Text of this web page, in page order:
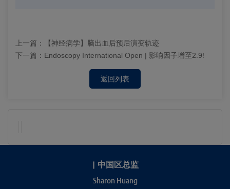
上一篇：
【神经病学】脑出血后预后演变轨迹
下一篇： Endoscopy International Open | 影响因子增至2.9!
返回列表
| 中国区总监
Sharon Huang